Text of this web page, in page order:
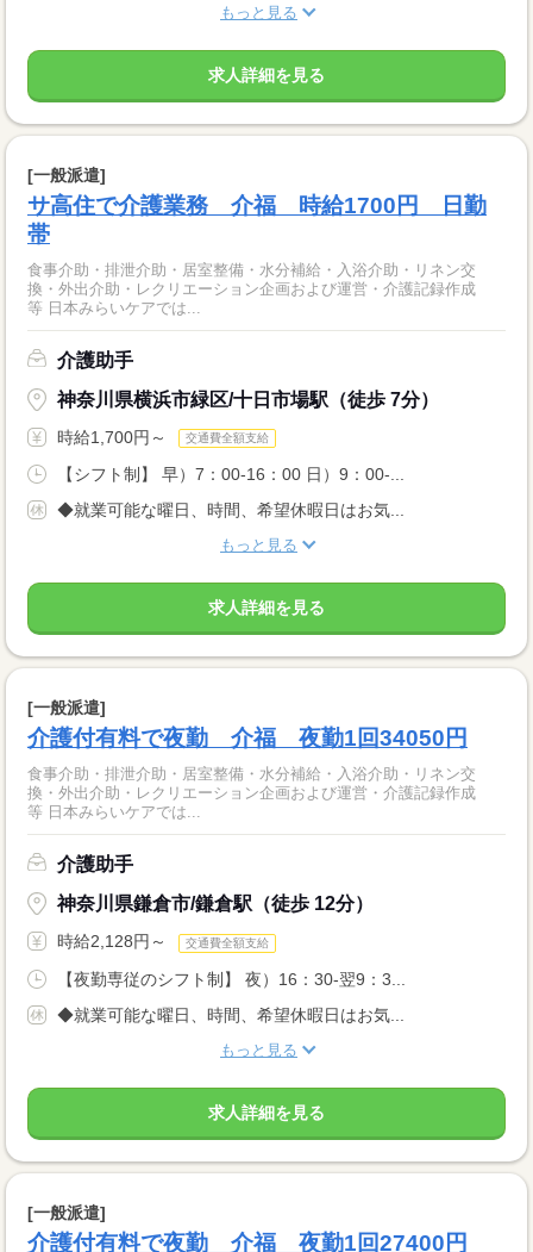
もっと見る
求人詳細を見る
[一般派遣]
サ高住で介護業務 介福 時給1700円 日勤
帯
食事介助・排泄介助・居室整備・水分補給・入浴介助・リネン交
換・外出介助・レクリエーション企画および運営・介護記録作成
等 日本みらいケアでは...
介護助手
神奈川県横浜市緑区/十日市場駅（徒歩 7分）
時給1,700円～ 交通費全額支給
【シフト制】 早）7：00-16：00 日）9：00-...
◆就業可能な曜日、時間、希望休暇日はお気...
もっと見る
求人詳細を見る
[一般派遣]
介護付有料で夜勤 介福 夜勤1回34050円
食事介助・排泄介助・居室整備・水分補給・入浴介助・リネン交
換・外出介助・レクリエーション企画および運営・介護記録作成
等 日本みらいケアでは...
介護助手
神奈川県鎌倉市/鎌倉駅（徒歩 12分）
時給2,128円～ 交通費全額支給
【夜勤専従のシフト制】 夜）16：30-翌9：3...
◆就業可能な曜日、時間、希望休暇日はお気...
もっと見る
求人詳細を見る
[一般派遣]
介護付有料で夜勤 介福 夜勤1回27400円